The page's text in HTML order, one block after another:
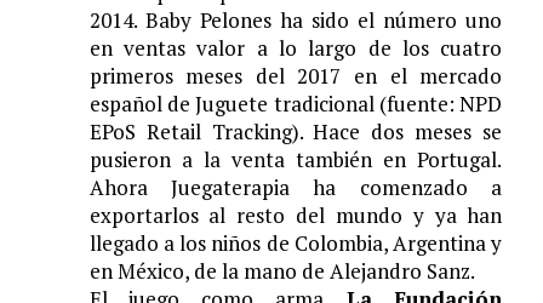
2014. Baby Pelones ha sido el número uno
en ventas valor a lo largo de los cuatro
primeros meses del 2017 en el mercado
español de Juguete tradicional (fuente: NPD
EPoS Retail Tracking). Hace dos meses se
pusieron a la venta también en Portugal.
Ahora Juegaterapia ha comenzado a
exportarlos al resto del mundo y ya han
llegado a los niños de Colombia, Argentina y
en México, de la mano de Alejandro Sanz.